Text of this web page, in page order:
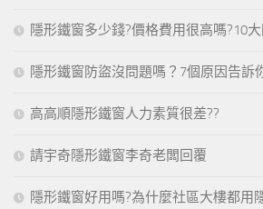
隱形鐵窗多少錢?價格費用很高嗎?10
隱形鐵窗防盜沒問題嗎？7個原因告訴
高高順隱形鐵窗人力素質很差??
請宇奇隱形鐵窗李奇老闆回覆
隱形鐵窗好用嗎?為什麼社區大樓都用